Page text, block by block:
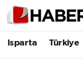
Isparta Türkiye
Isparta
Isparta